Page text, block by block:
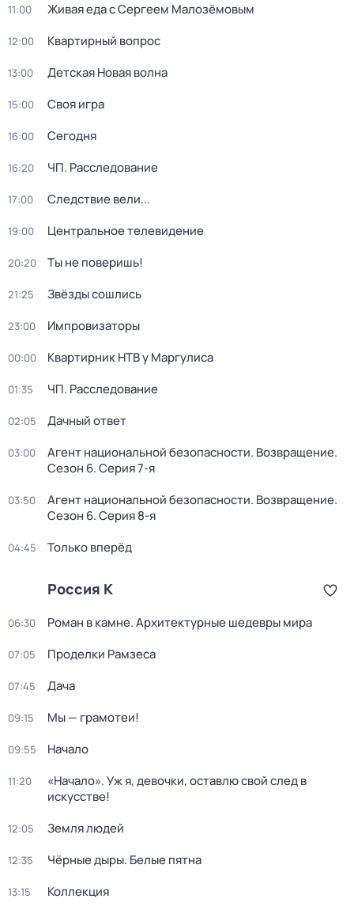
11:00 Живая еда с Сергеем Малозёмовым
12:00 Квартирный вопрос
13:00 Детская Новая волна
15:00 Своя игра
16:00 Сегодня
16:20 ЧП. Расследование
17:00 Следствие вели...
19:00 Центральное телевидение
20:20 Ты не поверишь!
21:25 Звёзды сошлись
23:00 Импровизаторы
00:00 Квартирник НТВ у Маргулиса
01:35 ЧП. Расследование
02:05 Дачный ответ
03:00 Агент национальной безопасности. Возвращение.
Сезон 6. Серия 7-я
03:50 Агент национальной безопасности. Возвращение.
Сезон 6. Серия 8-я
04:45 Только вперёд
Россия К
06:30 Роман в камне. Архитектурные шедевры мира
07:05 Проделки Рамзеса
07:45 Дача
09:15 Мы — грамотеи!
09:55 Начало
11:20
«Начало». Уж я, девочки, оставлю свой след в
искусстве!
12:05 Земля людей
12:35 Чёрные дыры. Белые пятна
13:15 Коллекция